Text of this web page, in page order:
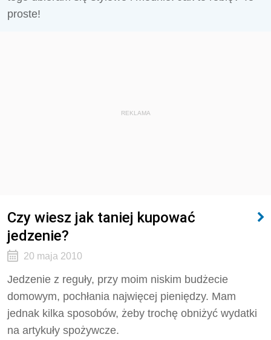
proste!
REKLAMA
Czy wiesz jak taniej kupować
jedzenie?
20 maja 2010
Jedzenie z reguły, przy moim niskim budżecie
domowym, pochłania najwięcej pieniędzy. Mam
jednak kilka sposobów, żeby trochę obniżyć wydatki
na artykuły spożywcze.